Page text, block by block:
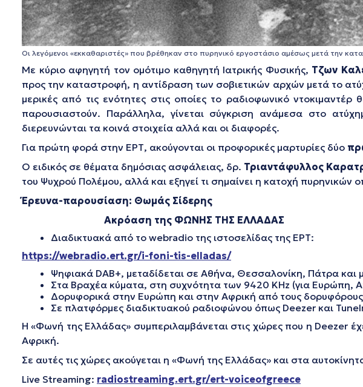
Οι λεγόμενοι «εκκαθαριστές» που βρέθηκαν στο πυρηνικό εργοστάσιο αμέσως μετά την
Με κύριο αφηγητή τον ομότιμο καθηγητή Ιατρικής Φυσικής, Τζων
προς την καταστροφή, η αντίδραση των σοβιετικών αρχών μετά το
μερικές από τις ενότητες στις οποίες το ραδιοφωνικό
παρουσιαστούν. Παράλληλα, γίνεται σύγκριση ανάμεσα στο
διερευνώνται τα κοινά στοιχεία αλλά και οι διαφορές.
Για πρώτη φορά στην ΕΡΤ, ακούγονται οι προφορικές μαρτυρίες δύο
Ο ειδικός σε θέματα δημόσιας ασφάλειας, δρ. Τριαντάφυλλος
του Ψυχρού Πολέμου, αλλά και εξηγεί τι σημαίνει η κατοχή
Έρευνα-παρουσίαση: Θωμάς Σίδερης
Ακρόαση της ΦΩΝΗΣ ΤΗΣ ΕΛΛΑΔΑΣ
Διαδικτυακά από το webradio της ιστοσελίδας της ΕΡΤ:
https://webradio.ert.gr/i-foni-tis-elladas/
Ψηφιακά DAB+, μεταδίδεται σε Αθήνα, Θεσσαλονίκη, Πάτρα και
Στα Βραχέα κύματα, στη συχνότητα των 9420 ΚΗz (για Ευρώπη,
Δορυφορικά στην Ευρώπη και στην Αφρική από τους
Σε πλατφόρμες διαδικτυακού ραδιοφώνου όπως Deezer και
Η «Φωνή της Ελλάδας» συμπεριλαμβάνεται στις χώρες που η Deezer
Αφρική.
Σε αυτές τις χώρες ακούγεται η «Φωνή της Ελλάδας» και στα
Live Streaming: radiostreaming.ert.gr/ert-voiceofgreece